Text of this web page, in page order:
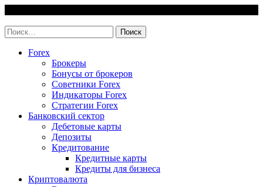
content
Найти:
Forex
Брокеры
Бонусы от брокеров
Советники Forex
Индикаторы Forex
Стратегии Forex
Банковский сектор
Дебетовые карты
Депозиты
Кредитование
Кредитные карты
Кредиты для бизнеса
Криптовалюта